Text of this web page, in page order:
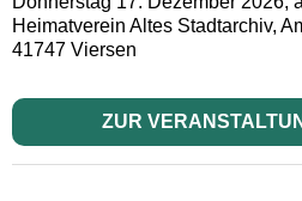
Heimatverein Altes Stadtarchiv,
41747 Viersen
ZUR